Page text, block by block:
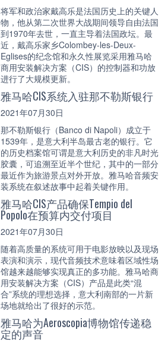
将军和政治家戴高乐是法国历史上的关键人
物，他从第二次世界大战期间领导自由法国
到1970年去世，一直主导着法国政坛。最
近，戴高乐家乡Colombey-les-Deux-
Eglises的纪念馆和永久性展览采用雅马哈
商用安装解决方案（CIS）的控制器和功放
进行了大规模更新。
雅马哈CIS系统入驻那不勒斯银行
2021年07月30日
那不勒斯银行（Banco di Napoli）成立于
1539年，是意大利半岛最古老的银行。它
的历史档案馆可谓是意大利历史的非凡时光
胶囊，可追溯至近半个世纪，其中的一部分
最近作为旅游景点对外开放。雅马哈音频安
装系统在叙述故事中起着关键作用。
雅马哈CIS产品确保Tempio del
Popolo在预算内交付项目
2021年07月30日
随着高质量的系统可用于电影放映以及现场
表演和演示，现代音频技术意味着区域性场
馆越来越能够实现真正的多功能。雅马哈商
用安装解决方案（CIS）产品是此类“混
合”系统的理想选择，意大利南部的一片新
场地就给出了很好的示范。
雅马哈为Aeroscopia博物馆传递稳
定的声音